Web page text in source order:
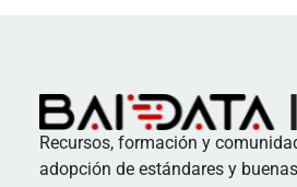
Recursos, formación y
adopción de estándares y